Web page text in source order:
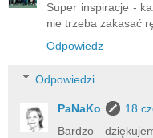
Super inspiracje -
nie trzeba zakasać
Odpowiedz
Odpowiedzi
PaNaKo
18
Bardzo